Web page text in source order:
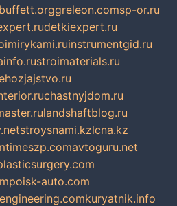
greleon.comsp-or.ru
detkiexpert.ru
instrumentgid.ru
stroimaterials.ru
chastnyjdom.ru
landshaftblog.ru
stroysnami.kzlcna.kz
timeszp.comavtoguru.net
poisk-auto.com
kuryatnik.info